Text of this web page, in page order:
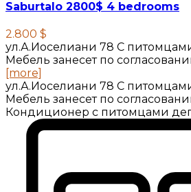
Saburtalo 2800$ 4 bedrooms
2.800 $
ул.А.Иоселиани 78 С
Мебель занесет по
[more]
ул.А.Иоселиани 78 С
Мебель занесет по
Кондиционер с питомцами